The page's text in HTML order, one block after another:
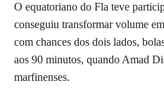
O equatoriano do Fla teve
conseguiu transformar volume
com chances dos dois lados,
aos 90 minutos, quando Amad
marfinenses.